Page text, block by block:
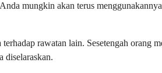
mungkin akan terus
rawatan lain. Sesetengah orang
diselaraskan.